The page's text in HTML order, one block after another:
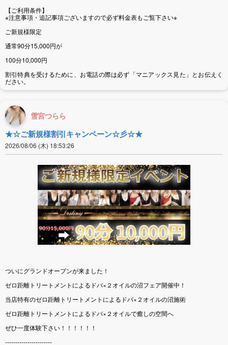
【ご利用条件】
※注意事項・追記事項ございますので必ず料金表もご覧下さい※
ご新規様限定
通常90分15,000円が
100分10,000円
割引特典を受けるために、お電話の際は必ず「マニアックス見た」とお伝えく
ださい。
雪宮つらら
★☆ご新規様割引キャンペーン☆彡☆★
2026/08/06 (木) 18:53:26
ついにグランドオープンが来ました！
ゼロ距離トリートメントによるドバ×２オイルの沼フェア開催中！
当店特有のゼロ距離トリートメントによるドバ×２オイルの沼施術
ゼロ距離トリートメントによるドバ×２オイルで癒しの空間へ
ぜひ一度体験下さい！！！！！！
-----------------------